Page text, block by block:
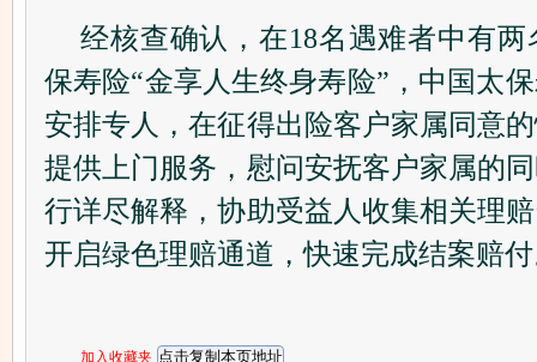
经核查确认，在18名遇难者中有
保寿险“金享人生终身寿险”，中国太
安排专人，在征得出险客户家属同意
提供上门服务，慰问安抚客户家属的
行详尽解释，协助受益人收集相关理
开启绿色理赔通道，快速完成结案赔
加入收藏夹